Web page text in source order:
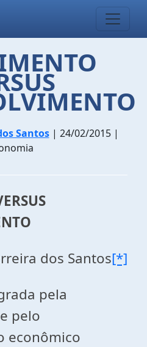
Santos| 24/02/2015 |
dos Santos[*]
pela
pelo
econômico